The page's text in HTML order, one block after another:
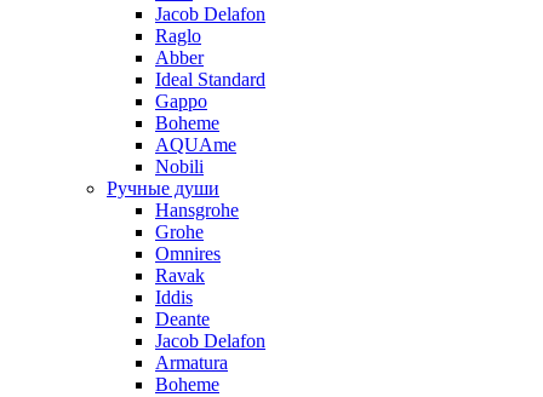
Jacob Delafon
Raglo
Abber
Ideal Standard
Gappo
Boheme
AQUAme
Nobili
Ручные души
Hansgrohe
Grohe
Omnires
Ravak
Iddis
Deante
Jacob Delafon
Armatura
Boheme